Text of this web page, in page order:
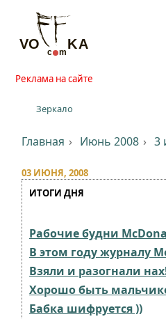
Реклама на сайте
Зеркало
Главная Июнь 2008 3
03 ИЮНЯ, 2008
ИТОГИ ДНЯ
Рабочие будни
В этом году журналу
Взяли и разогнали
Хорошо быть
Бабка шифруется ))